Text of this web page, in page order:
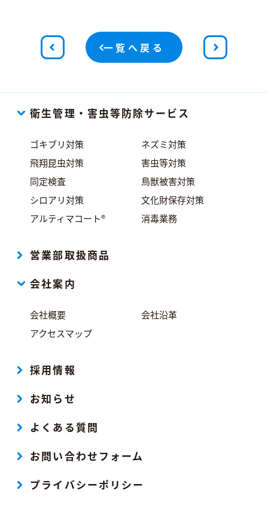
一覧へ戻る
衛生管理・害虫等防除サービス
ゴキブリ対策
ネズミ対策
飛翔昆虫対策
害虫等対策
同定検査
鳥獣被害対策
シロアリ対策
文化財保存対策
アルティマコート®
消毒業務
営業部取扱商品
会社案内
会社概要
会社沿革
アクセスマップ
採用情報
お知らせ
よくある質問
お問い合わせフォーム
プライバシーポリシー